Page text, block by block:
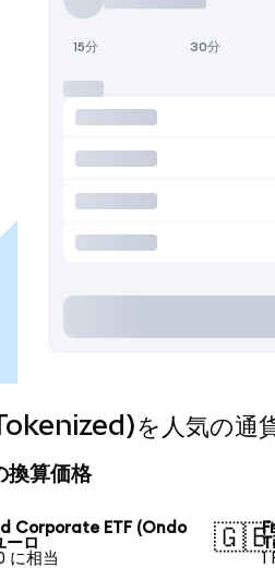
15分 30分
を人気の通貨
換算価格
Corporate ETF (Ondo
ロ
に相当
🇬🇧
1